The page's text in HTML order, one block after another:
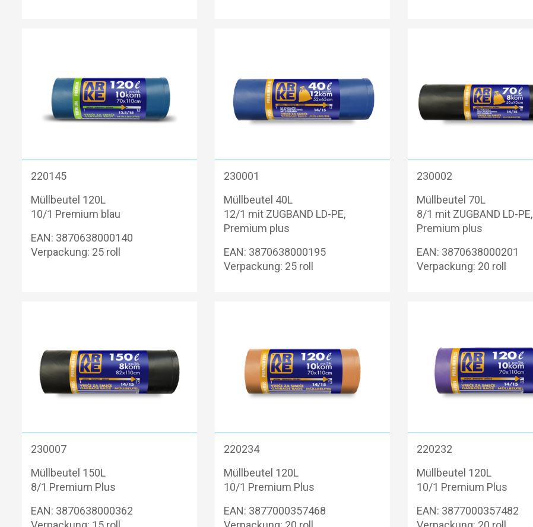
220145
Müllbeutel 120L
10/1 Premium blau
EAN: 3870638000140
Verpackung: 25 roll
230001
Müllbeutel 40L
12/1 mit ZUGBAND LD-PE,
Premium plus
EAN: 3870638000195
Verpackung: 25 roll
230002
Müllbeutel 70L
8/1 mit ZUGBAND LD-PE,
Premium plus
EAN: 3870638000201
Verpackung: 20 roll
230007
Müllbeutel 150L
8/1 Premium Plus
EAN: 3870638000362
220234
Müllbeutel 120L
10/1 Premium Plus
EAN: 3877000357468
220232
Müllbeutel 120L
10/1 Premium Plus
EAN: 3877000357482